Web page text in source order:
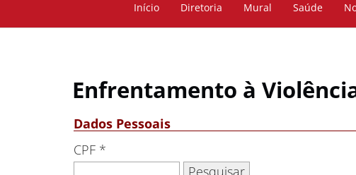
Início Diretoria Mural Saúde
Enfrentamento à
Dados Pessoais
CPF *